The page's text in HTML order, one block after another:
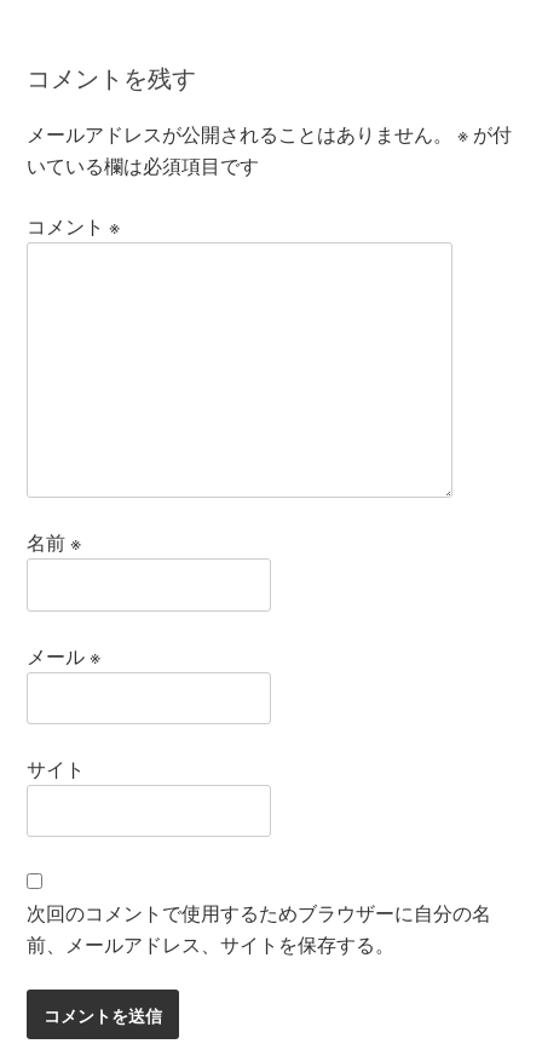
コメントを残す
メールアドレスが公開されることはありません。 ※ が付
いている欄は必須項目です
コメント※
名前※
メール※
サイト
次回のコメントで使用するためブラウザーに自分の名
前、メールアドレス、サイトを保存する。